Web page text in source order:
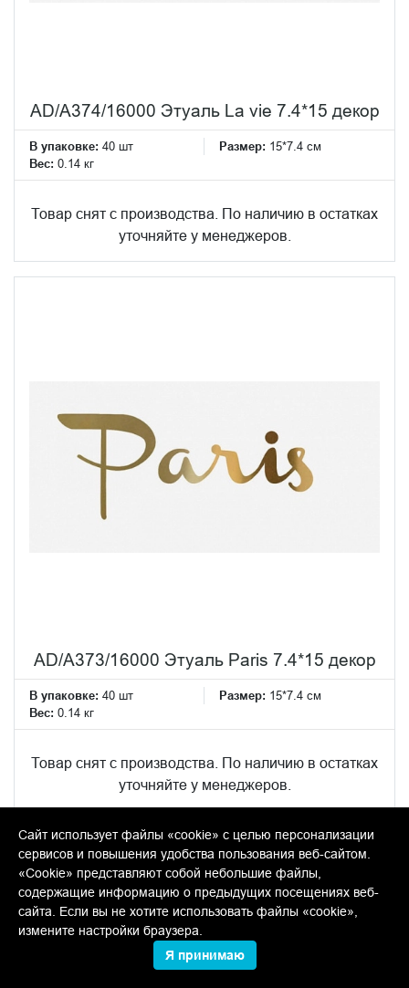
AD/A374/16000 Этуаль La vie 7.4*15 декор
В упаковке: 40 шт Размер: 15*7.4 см
Вес: 0.14 кг
Товар снят с производства. По наличию в остатках
уточняйте у менеджеров.
AD/A373/16000 Этуаль Paris 7.4*15 декор
В упаковке: 40 шт Размер: 15*7.4 см
Вес: 0.14 кг
Товар снят с производства. По наличию в остатках
уточняйте у менеджеров.
Сайт использует файлы «cookie» с целью персонализации
сервисов и повышения удобства пользования веб-сайтом.
«Cookie» представляют собой небольшие файлы,
содержащие информацию о предыдущих посещениях веб-
сайта. Если вы не хотите использовать файлы «cookie»,
измените настройки браузера.
Я принимаю